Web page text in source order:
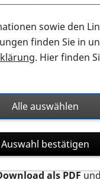
Sie sich die
auf der PRO
finden Sie
den Formatfilter, um
Broschüren, Audios
Flyer und
Formaten angeboten:
als
als PDF
sowie den
finden Sie in
. Hier finden
Alle auswählen
Auswahl bestätigen